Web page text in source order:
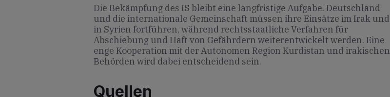
Die Bekämpfung des IS bleibt eine langfristige Aufgabe. Deutschland
und die internationale Gemeinschaft müssen ihre Einsätze im Irak und
in Syrien fortführen, während rechtsstaatliche Verfahren für
Abschiebung und Haft von Gefährdern weiterentwickelt werden. Eine
enge Kooperation mit der Autonomen Region Kurdistan und irakischen
Behörden wird dabei entscheidend sein.
Quellen